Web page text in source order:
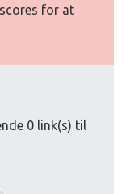
for at
0 link(s) til